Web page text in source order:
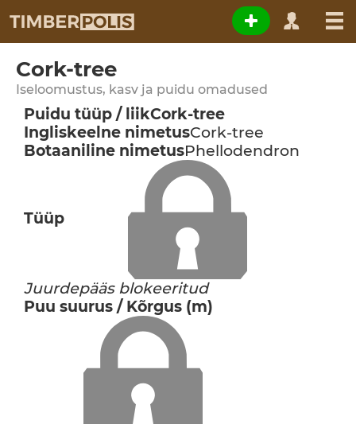
Cork-tree
Iseloomustus, kasv ja puidu omadused
Puidu tüüp / liikCork-tree
Ingliskeelne nimetusCork-tree
Botaaniline nimetusPhellodendron
Tüüp
Juurdepääs blokeeritud
Puu suurus / Kõrgus (m)